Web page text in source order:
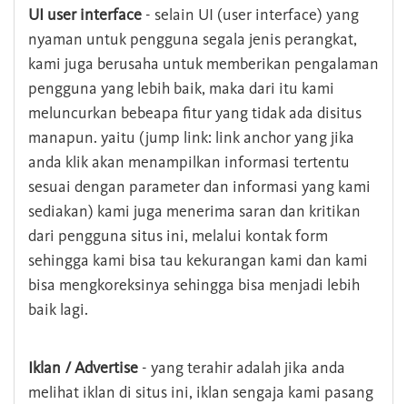
UI user interface - selain UI (user interface) yang
nyaman untuk pengguna segala jenis perangkat,
kami juga berusaha untuk memberikan pengalaman
pengguna yang lebih baik, maka dari itu kami
meluncurkan bebeapa fitur yang tidak ada disitus
manapun. yaitu (jump link: link anchor yang jika
anda klik akan menampilkan informasi tertentu
sesuai dengan parameter dan informasi yang kami
sediakan) kami juga menerima saran dan kritikan
dari pengguna situs ini, melalui kontak form
sehingga kami bisa tau kekurangan kami dan kami
bisa mengkoreksinya sehingga bisa menjadi lebih
baik lagi.
Iklan / Advertise - yang terahir adalah jika anda
melihat iklan di situs ini, iklan sengaja kami pasang